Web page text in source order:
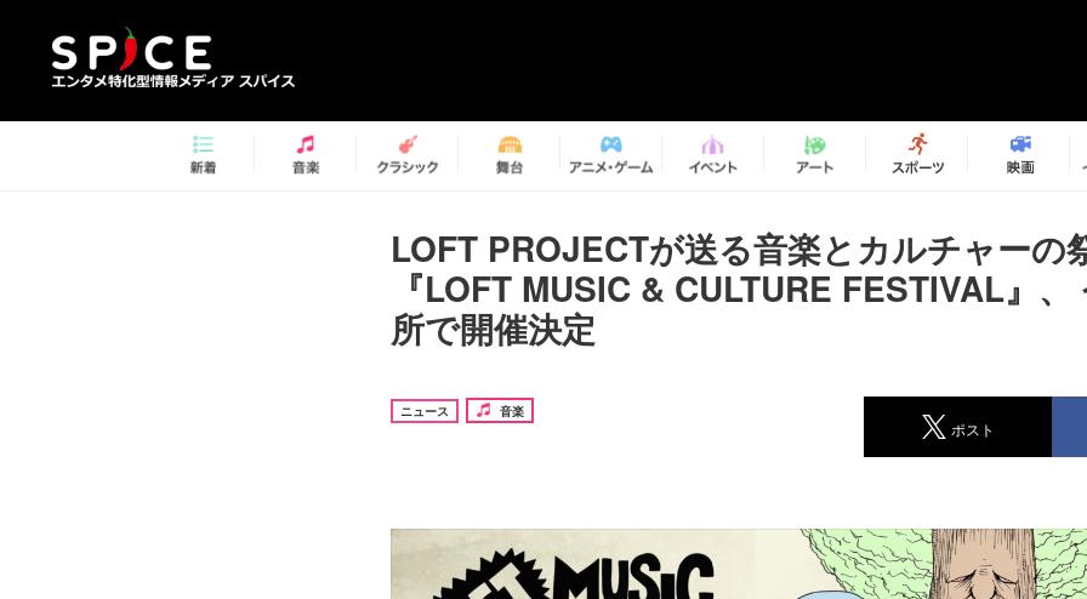
LOFT PROJECTが送る音楽とカルチャーの
『LOFT MUSIC & CULTURE FESTIVAL』
所で開催決定
ニュース 音楽
ポスト